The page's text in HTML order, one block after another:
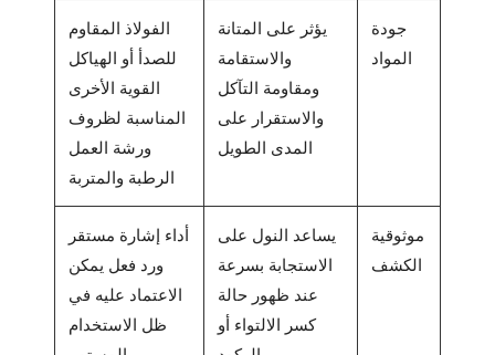
جودة
المواد
يؤثر على المتانة
والاستقامة
ومقاومة التآكل
والاستقرار على
المدى الطويل
الفولاذ المقاوم
للصدأ أو الهياكل
القوية الأخرى
المناسبة لظروف
ورشة العمل
الرطبة والمتربة
موثوقية
الكشف
يساعد النول على
الاستجابة بسرعة
عند ظهور حالة
كسر الالتواء أو
أداء إشارة مستقر
ورد فعل يمكن
الاعتماد عليه في
ظل الاستخدام